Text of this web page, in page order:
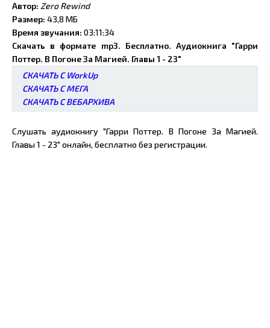
Автор: Zero Rewind
Размер: 43,8 МБ
Время звучания: 03:11:34
Скачать в формате mp3. Бесплатно. Аудиокнига "Гарри
Поттер. В Погоне За Магией. Главы 1 - 23"
СКАЧАТЬ С WorkUp
СКАЧАТЬ С МЕГА
СКАЧАТЬ С ВЕБАРХИВА
Слушать аудиокнигу "Гарри Поттер. В Погоне За Магией.
Главы 1 - 23" онлайн, бесплатно без регистрации.